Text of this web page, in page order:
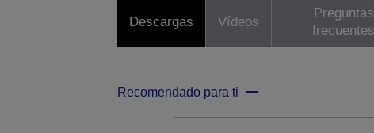
Descargas Vídeos
Preguntas
frecuentes
Recomendado para ti